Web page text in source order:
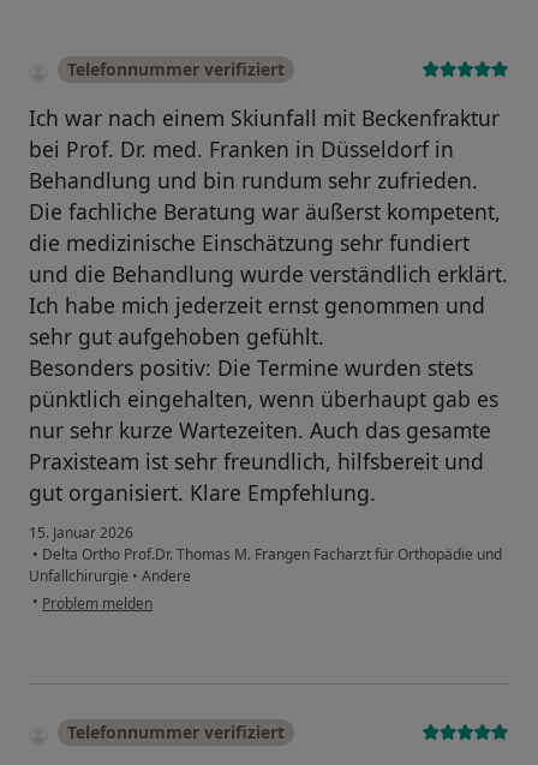
Telefonnummer verifiziert
Ich war nach einem Skiunfall mit Beckenfraktur
bei Prof. Dr. med. Franken in Düsseldorf in
Behandlung und bin rundum sehr zufrieden.
Die fachliche Beratung war äußerst kompetent,
die medizinische Einschätzung sehr fundiert
und die Behandlung wurde verständlich erklärt.
Ich habe mich jederzeit ernst genommen und
sehr gut aufgehoben gefühlt.
Besonders positiv: Die Termine wurden stets
pünktlich eingehalten, wenn überhaupt gab es
nur sehr kurze Wartezeiten. Auch das gesamte
Praxisteam ist sehr freundlich, hilfsbereit und
gut organisiert. Klare Empfehlung.
15. Januar 2026
• Delta Ortho Prof.Dr. Thomas M. Frangen Facharzt für Orthopädie und
Unfallchirurgie • Andere
• Problem melden
Telefonnummer verifiziert